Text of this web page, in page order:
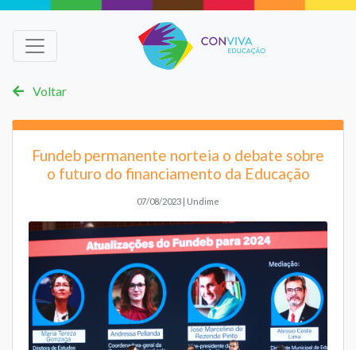
Voltar
Fundeb permanente norteia o debate sobre
o futuro do financiamento da Educação
07/08/2023 | Undime